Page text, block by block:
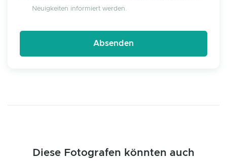
Neuigkeiten informiert werden.
Diese Fotografen könnten auch